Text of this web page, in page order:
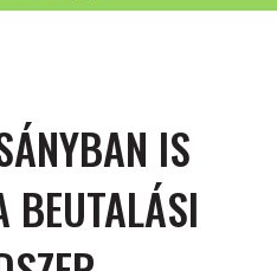
IS
BEUTALÁSI